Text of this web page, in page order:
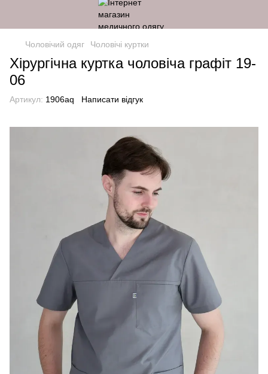
Чоловічий одяг Чоловічі куртки
Хірургічна куртка чоловіча графіт 19-
06
Артикул: 1906aq Написати відгук